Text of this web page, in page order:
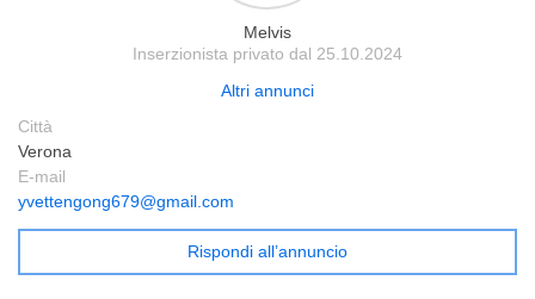
Melvis
Inserzionista privato dal 25.10.2024
Altri annunci
Città
Verona
E-mail
yvettengong679@gmail.com
Rispondi all’annuncio